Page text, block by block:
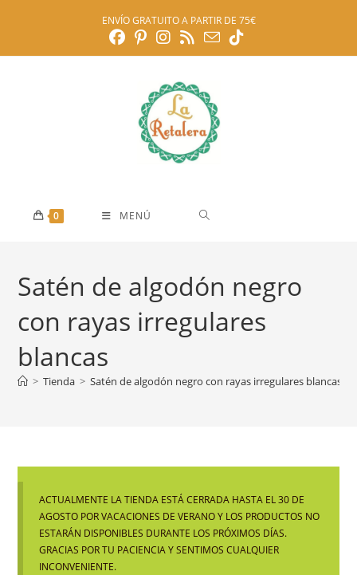
ENVÍO GRATUITO A PARTIR DE 75€
0 MENÚ
Satén de algodón negro
con rayas irregulares
blancas
> Tienda > Satén de algodón negro con rayas irregulares blancas
ACTUALMENTE LA TIENDA ESTÁ CERRADA HASTA EL 30 DE
AGOSTO POR VACACIONES DE VERANO Y LOS PRODUCTOS NO
ESTARÁN DISPONIBLES DURANTE LOS PRÓXIMOS DÍAS.
GRACIAS POR TU PACIENCIA Y SENTIMOS CUALQUIER
INCONVENIENTE.